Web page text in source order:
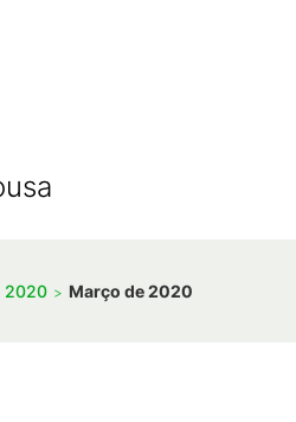
2020 Março de 2020